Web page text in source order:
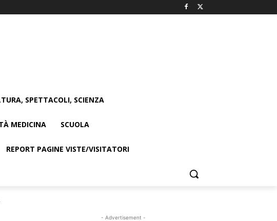
SPETTACOLI, SCIENZA
MEDICINA SCUOLA
REPORT PAGINE VISTE/VISITATORI
- Advertisement -